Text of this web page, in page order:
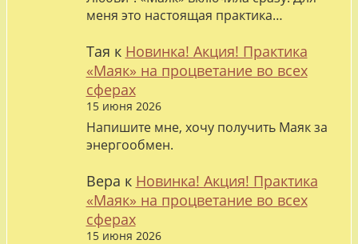
меня это настоящая практика…
Тая к Новинка! Акция! Практика
«Маяк» на процветание во всех
сферах
15 июня 2026
Напишите мне, хочу получить Маяк за
энергообмен.
Вера к Новинка! Акция! Практика
«Маяк» на процветание во всех
сферах
15 июня 2026